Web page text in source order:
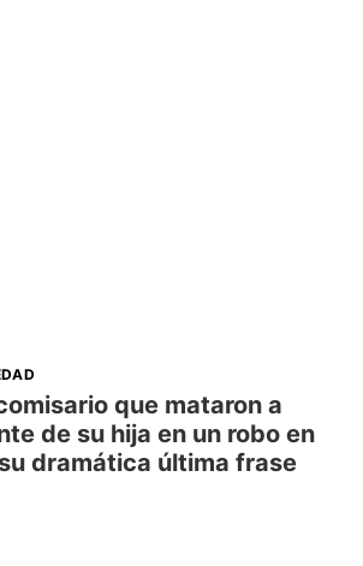
que mataron a
de su hija en un robo en
dramática última frase